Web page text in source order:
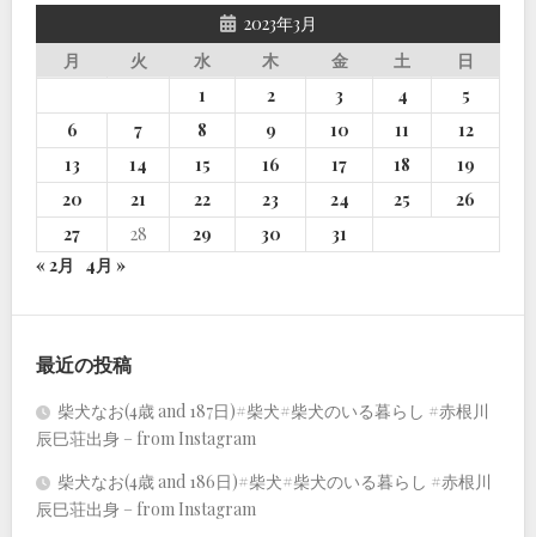
2023年3月
月
火 水 木 金 土
日
1
2 3 4
5
6
7 8 9 10 11
12
13
14 15 16 17 18
19
20
21 22 23 24 25
26
27
28 29 30
31
« 2月
4月 »
最近の投稿
柴犬なお(4歳 and 187日)#柴犬#柴犬のいる暮らし #赤根川
辰巳荘出身 – from Instagram
柴犬なお(4歳 and 186日)#柴犬#柴犬のいる暮らし #赤根川
辰巳荘出身 – from Instagram